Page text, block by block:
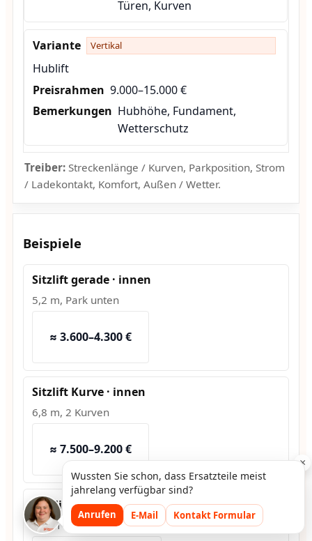
Türen, Kurven
Vertikal
Hublift
9.000–15.000 €
Hubhöhe, Fundament,
Wetterschutz
Treiber:Streckenlänge / Kurven, Parkposition, Strom
/ Ladekontakt, Komfort, Außen / Wetter.
Beispiele
Sitzlift gerade · innen
5,2 m, Park unten
≈ 3.600–4.300 €
Sitzlift Kurve · innen
6,8 m, 2 Kurven
≈ 7.500–9.200 €
Hublift · außen
1,2 m Hub, Fundament
×
Wussten Sie schon, dass Ersatzteile meist
jahrelang verfügbar sind?
Anrufen E-Mail Kontakt Formular